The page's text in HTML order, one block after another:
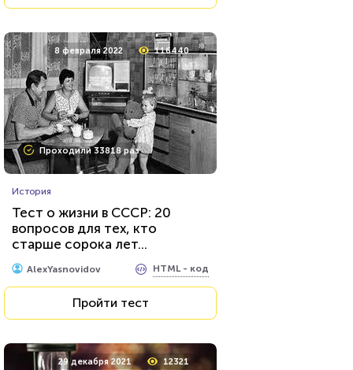
8 февраля 2022 116440
Проходили 33818 раз
История
Тест о жизни в СССР: 20
вопросов для тех, кто
старше сорока лет...
AlexYasnovidov HTML - код
Пройти тест
29 декабря 2021 12321